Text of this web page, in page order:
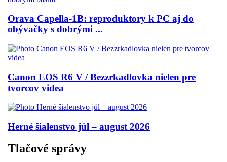
Orava Capella-1B: reproduktory k PC aj do
obývačky s dobrými ...
Canon EOS R6 V / Bezzrkadlovka nielen pre
tvorcov videa
Herné šialenstvo júl – august 2026
Tlačové správy